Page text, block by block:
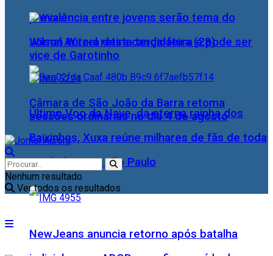
prevalência entre jovens serão tema do
Jornal Aurora desta terça-feira (28)
Último Voo da Nave, da eterna rainha dos
Baixinhos, Xuxa reúne milhares de fãs de toda
as idades, em São Paulo
NewJeans anuncia retorno após batalha
Wilson Witzel retira candidatura e pode ser
vice de Garotinho
Câmara de São João da Barra retoma
sessões ordinárias no dia 4 de agosto
Nenhum resultado
Ver todos os resultados